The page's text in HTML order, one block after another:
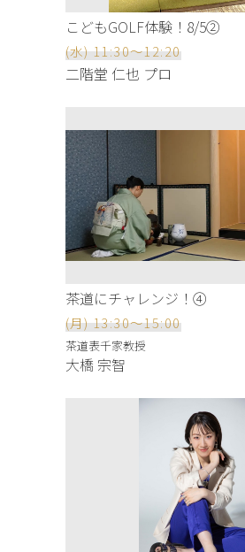
こどもGOLF体験！8/5②
(水) 11:30～12:20
二階堂 仁也 プロ
茶道にチャレンジ！④
(月) 13:30～15:00
茶道表千家教授
大橋 宗智